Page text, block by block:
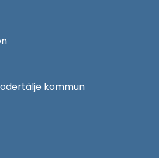
kommun